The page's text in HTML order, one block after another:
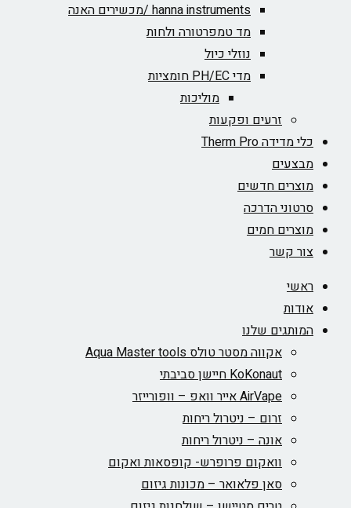
hanna instruments /מכשירים האנה
מד טמפרטורה ולחות
נוזלי כיול
מדי PH/EC חומציות
מוליכות
זרעים ופקעות
כלי מדידה Therm Pro
מבצעים
מוצרים חדשים
סרטוני הדרכה
מוצרים חמים
צור קשר
ראשי
אודות
המותגים שלנו
אקווה מסטר טולס Aqua Master tools
KoKonaut חיישן סביבתי
AirVape אייר וואפ – וופורייזר
זרום – ניטרול ריחות
אונה – ניטרול ריחות
וואקום פרופרש- קופסאות ואקום
סאן פלאואר – מכונות גיזום